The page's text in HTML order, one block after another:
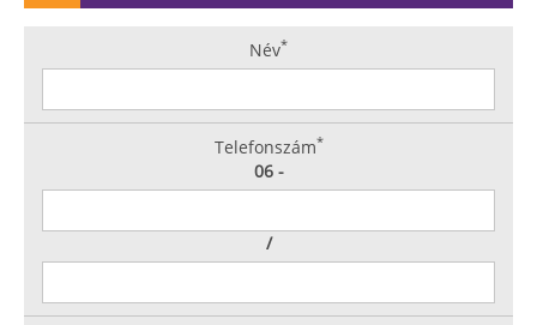
Név*
Telefonszám*
06 -
/